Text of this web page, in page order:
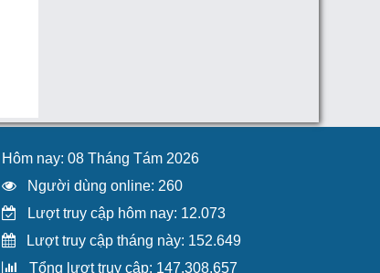
Hôm nay: 08 Tháng Tám 2026
Người dùng online: 260
Lượt truy cập hôm nay: 12.073
Lượt truy cập tháng này: 152.649
Tổng lượt truy cập: 147.308.657